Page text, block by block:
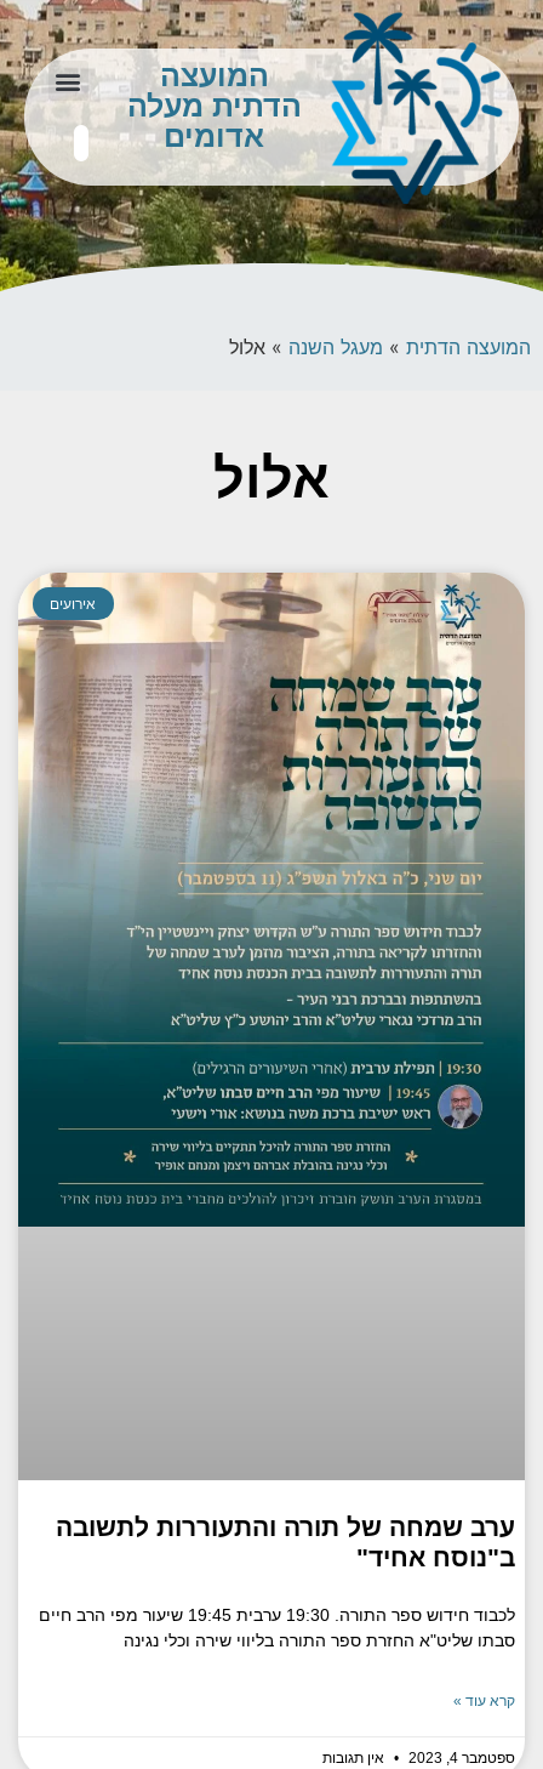
המועצה
הדתית מעלה
אדומים
המועצה הדתית » מעגל השנה » אלול
אלול
אירועים
ערב שמחה של תורה והתעוררות לתשובה
ב"נוסח אחיד"
לכבוד חידוש ספר התורה. 19:30 ערבית 19:45 שיעור מפי הרב חיים
סבתו שליט"א החזרת ספר התורה בליווי שירה וכלי נגינה
קרא עוד »
ספטמבר 4, 2023 אין תגובות